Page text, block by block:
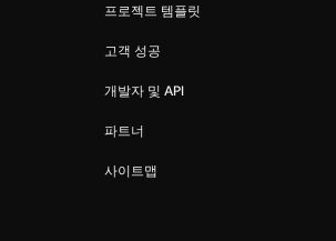
프로젝트 템플릿
고객 성공
개발자 및 API
파트너
사이트맵